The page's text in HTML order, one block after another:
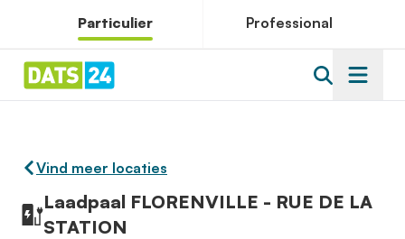
Particulier Professional
Vind meer locaties
Laadpaal FLORENVILLE - RUE DE LA
STATION